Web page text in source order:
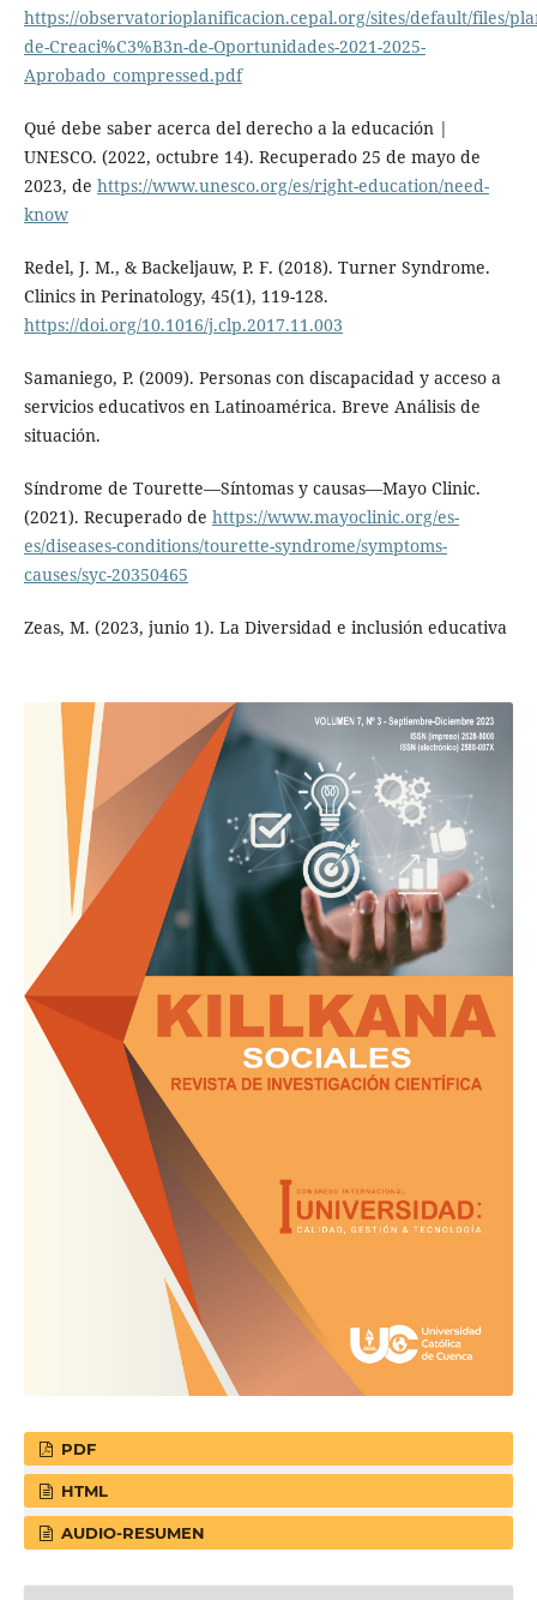
https://observatorioplanificacion.cepal.org/sites/default/files/
de-Creaci%C3%B3n-de-Oportunidades-2021-2025-
Aprobado_compressed.pdf
Qué debe saber acerca del derecho a la educación |
UNESCO. (2022, octubre 14). Recuperado 25 de mayo de
2023, de https://www.unesco.org/es/right-education/need-
know
Redel, J. M., & Backeljauw, P. F. (2018). Turner Syndrome.
Clinics in Perinatology, 45(1), 119-128.
https://doi.org/10.1016/j.clp.2017.11.003
Samaniego, P. (2009). Personas con discapacidad y acceso a
servicios educativos en Latinoamérica. Breve Análisis de
situación.
Síndrome de Tourette—Síntomas y causas—Mayo Clinic.
(2021). Recuperado de https://www.mayoclinic.org/es-
es/diseases-conditions/tourette-syndrome/symptoms-
causes/syc-20350465
Zeas, M. (2023, junio 1). La Diversidad e inclusión educativa
PDF
HTML
AUDIO-RESUMEN